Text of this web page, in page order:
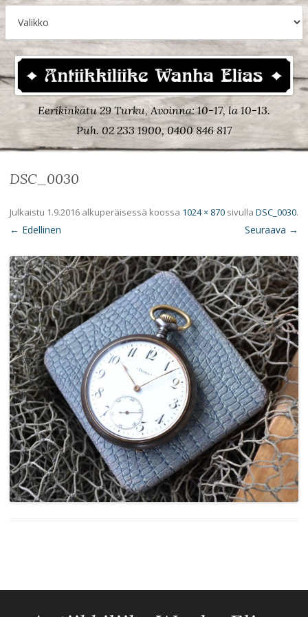
Eerikinkatu 29 Turku, Avoinna: 10-17, la 10-13.
Puh. 02 233 1900, 0400 846 817
DSC_0030
Julkaistu 1.9.2016 alkuperäisessä koossa 1024 × 870 sivulla DSC_0030.
← Edellinen Seuraava →